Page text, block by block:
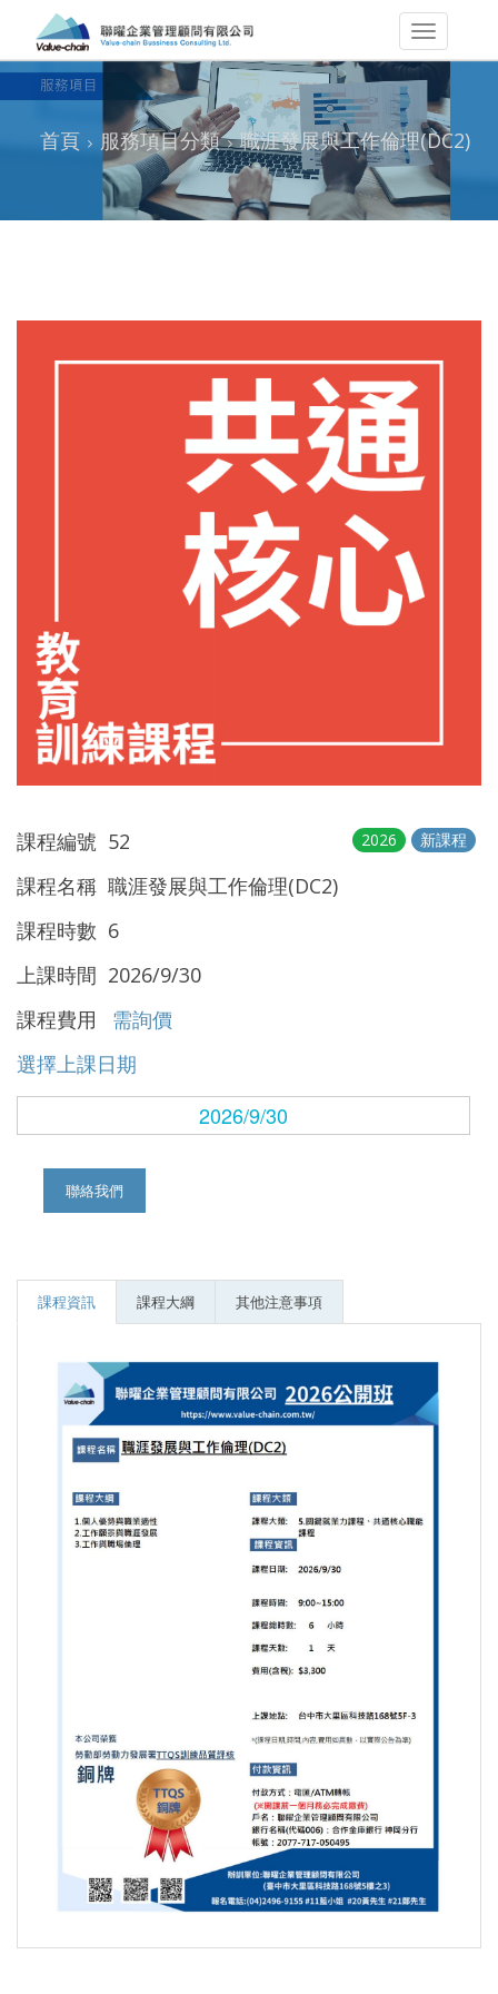
首頁 服務項目分類 職涯發展與工作倫理(DC2)
課程編號 52
課程名稱 職涯發展與工作倫理(DC2)
課程時數 6
上課時間 2026/9/30
課程費用
需詢價
新課程
2026
選擇上課日期
2026/9/30
聯絡我們
課程資訊 課程大綱 其他注意事項